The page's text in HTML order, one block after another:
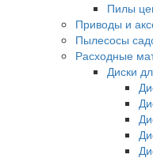
Пилы
Приводы и
Пылесосы
Расходные
Диски